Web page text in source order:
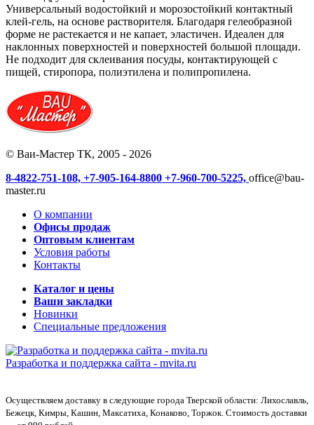
Универсальный водостойкий и морозостойкий контактный
клей-гель, на основе растворителя. Благодаря гелеобразной
форме не растекается и не капает, эластичен. Идеален для
наклонных поверхностей и поверхностей большой площади.
Не подходит для склеивания посуды, контактирующей с
пищей, стиропора, полиэтилена и полипропилена.
© Ваи-Мастер ТК, 2005 - 2026
8-4822-751-108, +7-905-164-8800 +7-960-700-5225, office@bau-
master.ru
О компании
Офисы продаж
Оптовым клиентам
Условия работы
Контакты
Каталог и цены
Ваши закладки
Новинки
Специальные предложения
Разработка и поддержка сайта - mvita.ru
Осуществляем доставку в следующие города Тверской области: Лихославль,
Бежецк, Кимры, Кашин, Максатиха, Конаково, Торжок. Стоимость доставки